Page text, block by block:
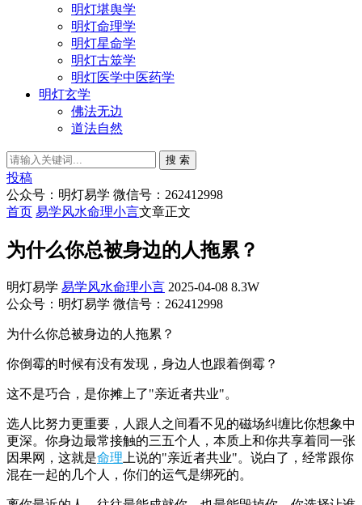
明灯堪舆学
明灯命理学
明灯星命学
明灯古筮学
明灯医学中医药学
明灯玄学
佛法无边
道法自然
搜 索
投稿
公众号：明灯易学 微信号：262412998
首页 易学风水命理小言文章正文
为什么你总被身边的人拖累？
明灯易学 易学风水命理小言 2025-04-08 8.3W
公众号：明灯易学 微信号：262412998
为什么你总被身边的人拖累？
你倒霉的时候有没有发现，身边人也跟着倒霉？
这不是巧合，是你摊上了"亲近者共业"。
选人比努力更重要，人跟人之间看不见的磁场纠缠比你想象中
更深。你身边最常接触的三五个人，本质上和你共享着同一张
因果网，这就是命理 上说的"亲近者共业"。说白了，经常跟你
混在一起的几个人，你们的运气是绑死的。